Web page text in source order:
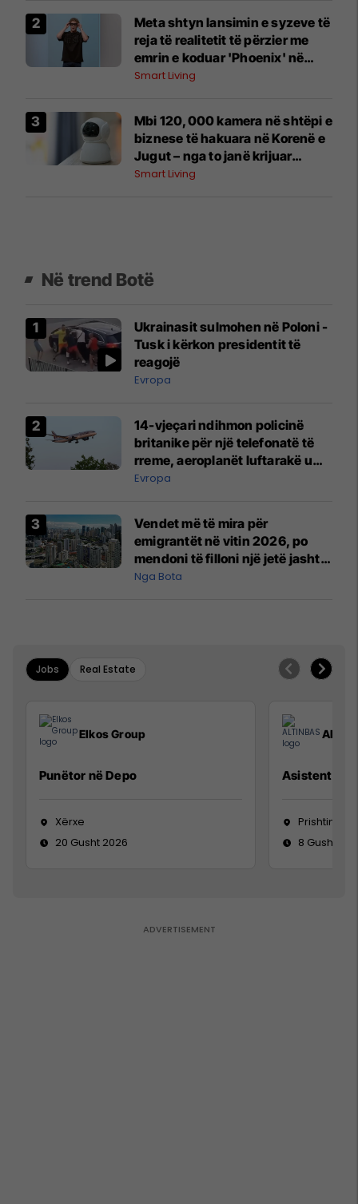
Meta shtyn lansimin e syzeve të
reja të realitetit të përzier me
emrin e koduar 'Phoenix' në
mënyrë që 'të marrë detajet siç
Smart Living
Mbi 120,000 kamera në shtëpi e
biznese të hakuara në Korenë e
Jugut – nga to janë krijuar
materiale seksuale për një faqe
Smart Living
Në trend Botë
Ukrainasit sulmohen në Poloni -
Tusk i kërkon presidentit të
reagojë
Evropa
14-vjeçari ndihmon policinë
britanike për një telefonatë të
rreme, aeroplanët luftarakë u
ngritën në ajër për të
Mançesterit
Evropa
Vendet më të mira për
emigrantët në vitin 2026, po
mendoni të filloni një jetë jashtë
vendit?
Nga Bota
Jobs Real Estate
Elkos Group
Punëtor në Depo
Xërxe
20 Gusht 2026
Asistente e
Prishtinë
8 Gusht